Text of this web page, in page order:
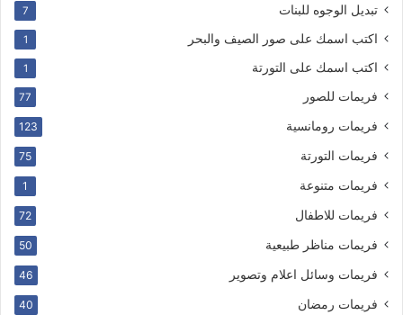
تبديل الوجوه للبنات 7
اكتب اسمك على صور الصيف والبحر 1
اكتب اسمك على التورتة 1
فريمات للصور 77
فريمات رومانسية 123
فريمات التورتة 75
فريمات متنوعة 1
فريمات للاطفال 72
فريمات مناظر طبيعية 50
فريمات وسائل اعلام وتصوير 46
فريمات رمضان 40